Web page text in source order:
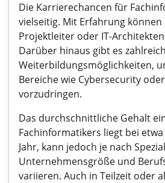
Die Karrierechancen für
vielseitig. Mit Erfahrung können
Projektleiter oder IT-
Darüber hinaus gibt es
Weiterbildungsmöglichkeiten,
Bereiche wie Cybersecurity
vorzudringen.
Das durchschnittliche Gehalt
Fachinformatikers liegt bei
Jahr, kann jedoch je nach
Unternehmensgröße und
variieren. Auch in Teilzeit oder